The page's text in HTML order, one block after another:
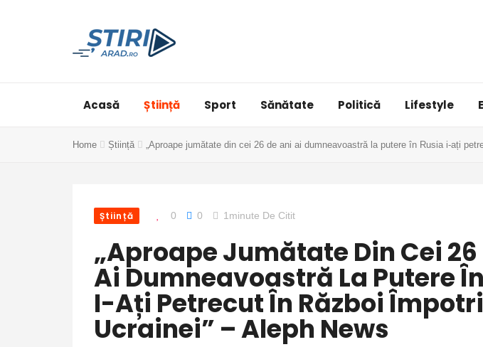
Acasă Știință Sport Sănătate Politică Lifestyle
Home Știință „Aproape jumătate din cei 26 de ani ai dumneavoastră la putere în Rusia i-ați
Știință 0 0 1minute De Citit
„Aproape Jumătate Din Cei 26
Ai Dumneavoastră La Putere
I-Ați Petrecut În Război
Ucrainei” – Aleph News